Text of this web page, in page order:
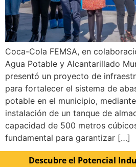
Coca-Cola FEMSA, en
Agua Potable y Alcantarillado
presentó un proyecto de
para fortalecer el sistema de
potable en el municipio,
instalación de un tanque de
capacidad de 500 metros
fundamental para garantizar […]
Descubre el Potencial